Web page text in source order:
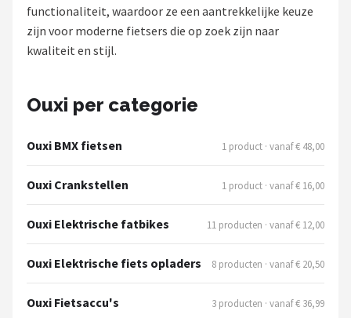
Shop
POPULAIRE MERKEN
AXA
New Looxs
BBB Cycling
Schwalbe
functionaliteit, waardoor ze een aantrekkelijke keuze
zijn voor moderne fietsers die op zoek zijn naar
kwaliteit en stijl.
Ouxi per categorie
Ouxi BMX fietsen 1 product · vanaf € 48,00
Ouxi Crankstellen 1 product · vanaf € 16,00
Ouxi Elektrische fatbikes 11 producten · vanaf € 12,00
Ouxi Elektrische fiets opladers 8 producten · vanaf € 20,50
Ouxi Fietsaccu's 3 producten · vanaf € 36,99